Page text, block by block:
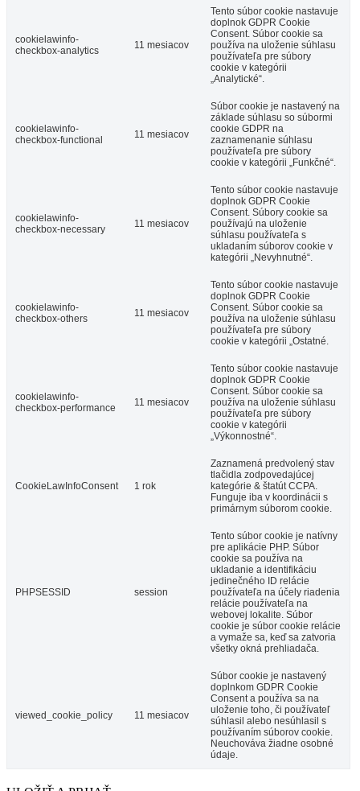
cookielawinfo-
checkbox-analytics
11 mesiacov
Tento súbor cookie nastavuje
doplnok GDPR Cookie
Consent. Súbor cookie sa
používa na uloženie súhlasu
používateľa pre súbory
cookie v kategórii
„Analytické“.
cookielawinfo-
checkbox-functional
11 mesiacov
Súbor cookie je nastavený na
základe súhlasu so súbormi
cookie GDPR na
zaznamenanie súhlasu
používateľa pre súbory
cookie v kategórii „Funkčné“.
cookielawinfo-
checkbox-necessary
11 mesiacov
Tento súbor cookie nastavuje
doplnok GDPR Cookie
Consent. Súbory cookie sa
používajú na uloženie
súhlasu používateľa s
ukladaním súborov cookie v
kategórii „Nevyhnutné“.
cookielawinfo-
checkbox-others
11 mesiacov
Tento súbor cookie nastavuje
doplnok GDPR Cookie
Consent. Súbor cookie sa
používa na uloženie súhlasu
používateľa pre súbory
cookie v kategórii „Ostatné.
cookielawinfo-
checkbox-performance
11 mesiacov
Tento súbor cookie nastavuje
doplnok GDPR Cookie
Consent. Súbor cookie sa
používa na uloženie súhlasu
používateľa pre súbory
cookie v kategórii
„Výkonnostné“.
CookieLawInfoConsent 1 rok
Zaznamená predvolený stav
tlačidla zodpovedajúcej
kategórie & štatút CCPA.
Funguje iba v koordinácii s
primárnym súborom cookie.
PHPSESSID session
Tento súbor cookie je natívny
pre aplikácie PHP. Súbor
cookie sa používa na
ukladanie a identifikáciu
jedinečného ID relácie
používateľa na účely riadenia
relácie používateľa na
webovej lokalite. Súbor
cookie je súbor cookie relácie
a vymaže sa, keď sa zatvoria
všetky okná prehliadača.
viewed_cookie_policy 11 mesiacov
Súbor cookie je nastavený
doplnkom GDPR Cookie
Consent a používa sa na
uloženie toho, či používateľ
súhlasil alebo nesúhlasil s
používaním súborov cookie.
Neuchováva žiadne osobné
údaje.